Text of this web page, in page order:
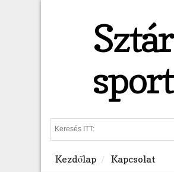
Sztár
sport
Kezdőlap Kapcsolat